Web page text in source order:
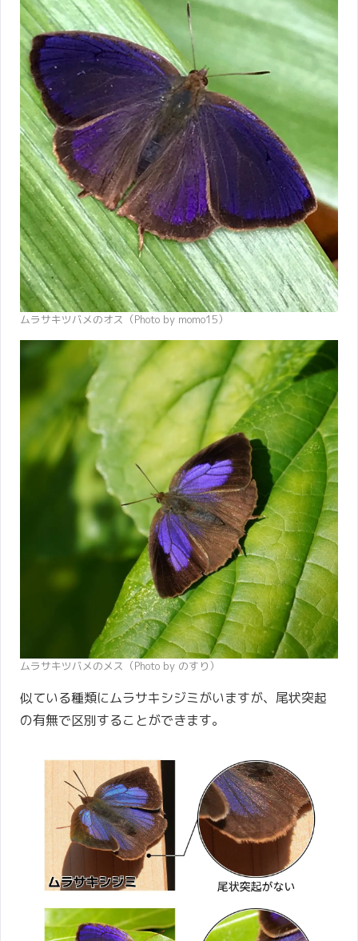
ムラサキツバメのオス（Photo by momo15）
ムラサキツバメのメス（Photo by のすり）
似ている種類にムラサキシジミがいますが、尾状突起
の有無で区別することができます。